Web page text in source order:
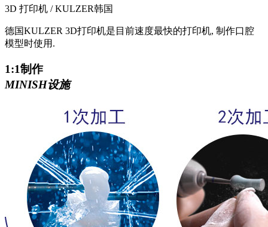
3D 打印机 / KULZER韩国
德国KULZER 3D打印机是目前速度最快的打印机, 制作口腔
模型时使用.
1:1制作
MINISH设施